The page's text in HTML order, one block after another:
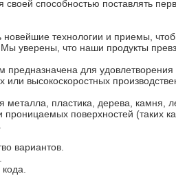
способностью поставлять
новейшие технологии и приемы,
уверены, что наши продукты
для
высокоскоростных
пластика, дерева, камня,
поверхностей (таких
вариантов.